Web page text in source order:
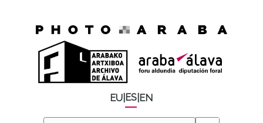
EU ES EN